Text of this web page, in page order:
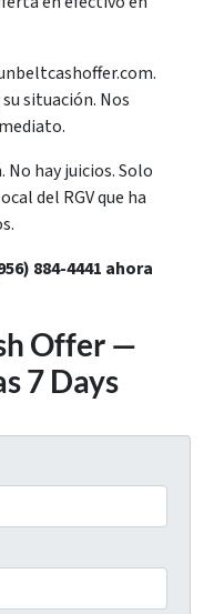
situación. Nos
hay juicios. Solo
del RGV que ha
884-4441 ahora
Offer —
7 Days